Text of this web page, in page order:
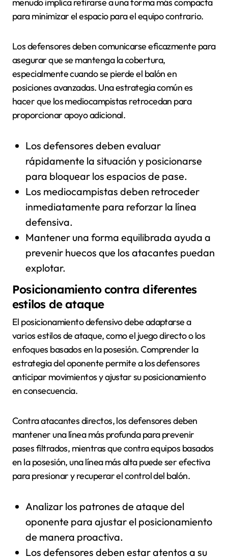
para minimizar el espacio para el equipo contrario.
Los defensores deben comunicarse eficazmente para
asegurar que se mantenga la cobertura,
especialmente cuando se pierde el balón en
posiciones avanzadas. Una estrategia común es
hacer que los mediocampistas retrocedan para
proporcionar apoyo adicional.
Los defensores deben evaluar
rápidamente la situación y posicionarse
para bloquear los espacios de pase.
Los mediocampistas deben retroceder
inmediatamente para reforzar la línea
defensiva.
Mantener una forma equilibrada ayuda a
prevenir huecos que los atacantes puedan
explotar.
Posicionamiento contra diferentes
estilos de ataque
El posicionamiento defensivo debe adaptarse a
varios estilos de ataque, como el juego directo o los
enfoques basados en la posesión. Comprender la
estrategia del oponente permite a los defensores
anticipar movimientos y ajustar su posicionamiento
en consecuencia.
Contra atacantes directos, los defensores deben
mantener una línea más profunda para prevenir
pases filtrados, mientras que contra equipos basados
en la posesión, una línea más alta puede ser efectiva
para presionar y recuperar el control del balón.
Analizar los patrones de ataque del
oponente para ajustar el posicionamiento
de manera proactiva.
Los defensores deben estar atentos a su